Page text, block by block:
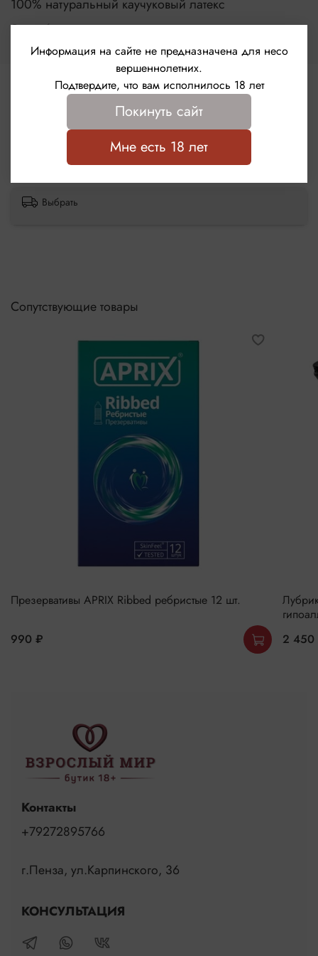
Цилиндрическая форма с накопителем
Гипоаллергенная силиконовая смазка премиум-
Толщина стенки – 0,05 мм
Номинальные размеры – 185х53 мм
100% натуральный каучуковый латекс
Страна бренда
Германия
Отзывы
Отзывов еще никто не оставлял
Выбрать
Сопутствующие товары
Презервативы APRIX Ribbed ребристые 12 шт.
990 ₽
2 450
Контакты
+79272895766
г.Пенза, ул.Карпинского, 36
КОНСУЛЬТАЦИЯ
Информация на сайте не предназначена для несо
вершеннолетних.
Подтвердите, что вам исполнилось 18 лет
Покинуть сайт
Мне есть 18 лет